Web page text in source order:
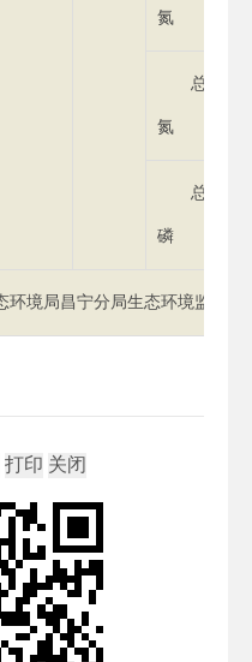
氮
总
氮
总
磷
环境局昌宁分局生态环境监测